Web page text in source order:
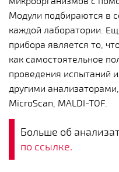
Модули подбираются в
каждой лаборатории.
прибора является то,
как самостоятельное
проведения испытаний
другими
MicroScan, MALDI-TOF.
Больше об
по ссылке.